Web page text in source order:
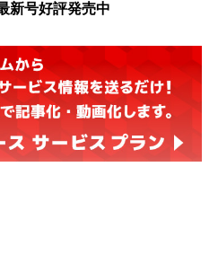
新号好評発売中